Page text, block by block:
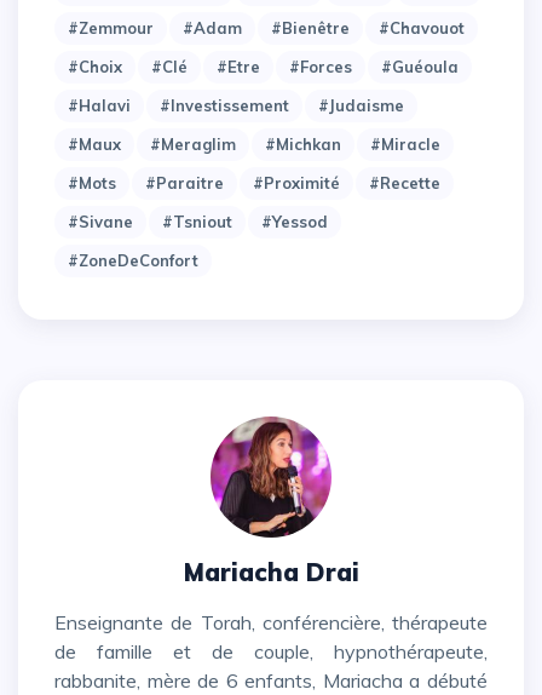
#Zemmour
#adam #bienêtre
#chavouot
#choix
#clé #etre #forces
#guéoula
#halavi
#investissement
#judaisme
#maux
#meraglim #michkan
#miracle
#mots
#paraitre #proximité
#recette
#sivane
#tsniout
#yessod
#zoneDeConfort
Mariacha Drai
Enseignante de Torah, conférencière, thérapeute
de famille et de couple, hypnothérapeute,
rabbanite, mère de 6 enfants, Mariacha a débuté